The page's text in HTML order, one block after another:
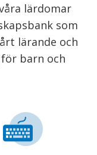
lärdomar
som
lärande och
barn och